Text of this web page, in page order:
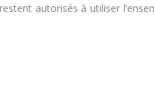
autorisés à utiliser